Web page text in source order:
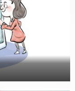
权和法院作出的裁定
年7月
7月14日管理人与重
月4日管理人开始清
云、祥虹公司从
序已经结案。且在与
公安局包河分局反诈
合型骗局，随着我国
人取出现金或者购买
。苏伟提
就表明您或家人可能
高息养老有猫腻，当
到一个养老床位，